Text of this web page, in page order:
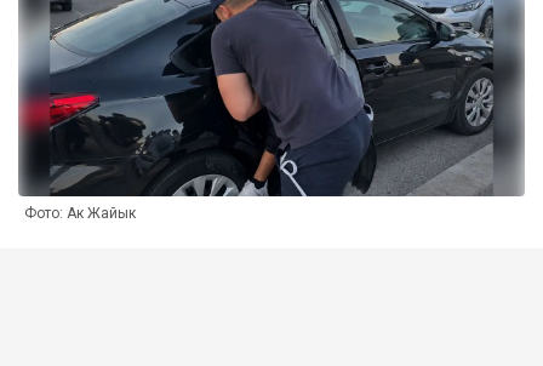
Фото: Ак Жайык